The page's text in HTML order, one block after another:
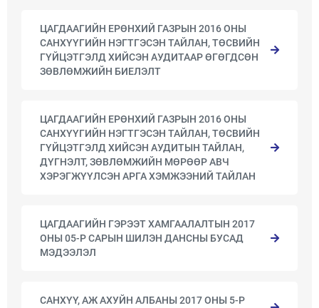
ЦАГДААГИЙН ЕРӨНХИЙ ГАЗРЫН 2016 ОНЫ
САНХҮҮГИЙН НЭГТГЭСЭН ТАЙЛАН, ТӨСВИЙН
ГҮЙЦЭТГЭЛД ХИЙСЭН АУДИТААР ӨГӨГДСӨН
ЗӨВЛӨМЖИЙН БИЕЛЭЛТ
ЦАГДААГИЙН ЕРӨНХИЙ ГАЗРЫН 2016 ОНЫ
САНХҮҮГИЙН НЭГТГЭСЭН ТАЙЛАН, ТӨСВИЙН
ГҮЙЦЭТГЭЛД ХИЙСЭН АУДИТЫН ТАЙЛАН,
ДҮГНЭЛТ, ЗӨВЛӨМЖИЙН МӨРӨӨР АВЧ
ХЭРЭГЖҮҮЛСЭН АРГА ХЭМЖЭЭНИЙ ТАЙЛАН
ЦАГДААГИЙН ГЭРЭЭТ ХАМГААЛАЛТЫН 2017
ОНЫ 05-Р САРЫН ШИЛЭН ДАНСНЫ БУСАД
МЭДЭЭЛЭЛ
САНХҮҮ, АЖ АХУЙН АЛБАНЫ 2017 ОНЫ 5-Р